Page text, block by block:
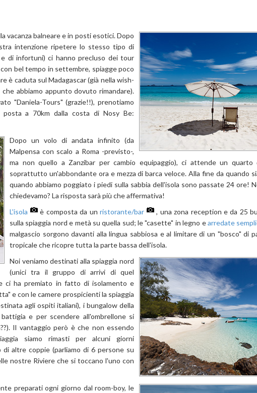
vacanza balneare e in posti esotici. Dopo
intenzione ripetere lo stesso tipo di
di infortuni) ci hanno precluso dei tour
bel tempo in settembre, spiagge poco
è caduta sul Madagascar (già nella wish-
abbiamo appunto dovuto rimandare).
"Daniela-Tours" (grazie!!), prenotiamo
a 70km dalla costa di Nosy Be:
Dopo un volo di andata infinito (da
Malpensa con scalo a Roma -previsto-,
ma non quello a Zanzibar per cambio equipaggio), ci attende un quarto
soprattutto un'abbondante ora e mezza di barca veloce. Alla fine da quando
quando abbiamo poggiato i piedi sulla sabbia dell'isola sono passate 24 ore!
chiedevamo? La risposta sarà più che affermativa!
L'isola
è composta da un ristorante/bar
, una zona reception e da 25
sulla spiaggia nord e metà su quella sud; le "casette" in legno earredate
malgascio sorgono davanti alla lingua sabbiosa e al limitare di un "bosco" di
tropicale che ricopre tutta la parte bassa dell'isola.
Noi veniamo destinati alla spiaggia nord
(unici tra il gruppo di arrivi di quel
ci ha premiato in fatto di isolamento e
e con le camere prospicienti la spiaggia
agli ospiti italiani), i bungalow della
e per scendere all'ombrellone si
Il vantaggio però è che non essendo
siamo rimasti per alcuni giorni
altre coppie (parliamo di 6 persone su
nostre Riviere che si toccano l'uno con
preparati ogni giorno dal room-boy, le